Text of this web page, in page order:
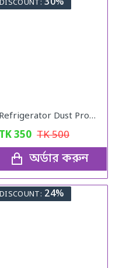
DISCOUNT: 30%
Refrigerator Dust Proof Cover
TK350 TK500
অর্ডার করুন
DISCOUNT: 24%